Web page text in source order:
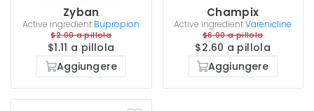
Zyban
Active ingredient Bupropion
$2.00 a pillola
$1.11 a pillola
Aggiungere
Champix
Active ingredientVarenicline
$6.00 a pillola
$2.60 a pillola
Aggiungere